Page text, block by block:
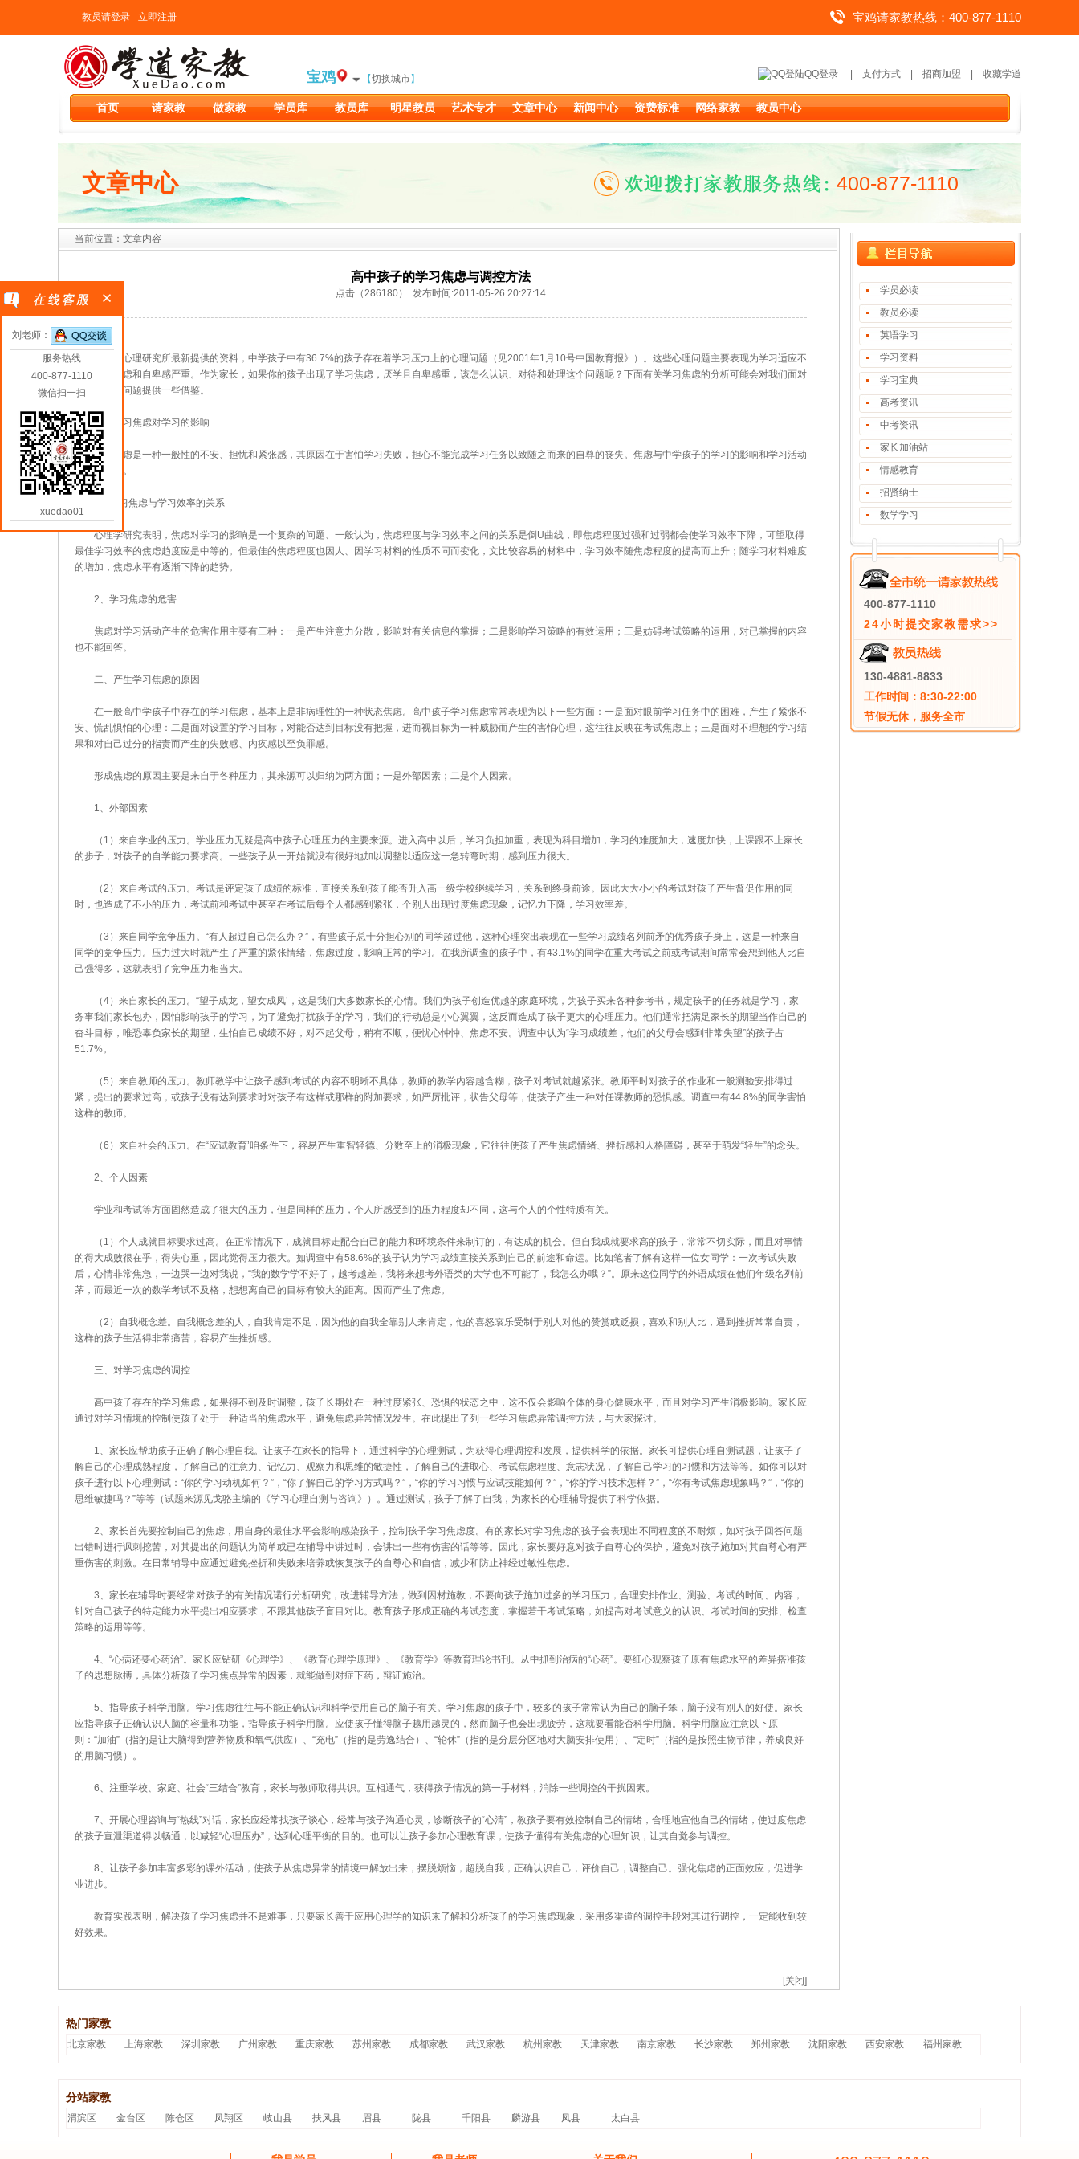
教员请登录 立即注册 宝鸡请家教热线：400-877-1110
QQ登录 支付方式 招商加盟 收藏学道
宝鸡 【切换城市】
首页 请家教 做家教 学员库 教员库 明星教员 艺术专才 文章中心 新闻中心 资费标准 网络家教 教员中心
文章中心 400-877-1110
当前位置：文章内容
高中孩子的学习焦虑与调控方法
点击（286180） 发布时间:2011-05-26 20:27:14
据中科院心理研究所最新提供的资料，中学孩子中有36.7%的孩子存在着学习压力上的心理问题（见2001年1月10号中国教育报》）。这些心理问题主要表现为学习适应不
良、学习焦虑和自卑感严重。作为家长，如果你的孩子出现了学习焦虑，厌学且自卑感重，该怎么认识、对待和处理这个问题呢？下面有关学习焦虑的分析可能会对我们面对
和处理这个问题提供一些借鉴。
一、学习焦虑对学习的影响
学习焦虑是一种一般性的不安、担忧和紧张感，其原因在于害怕学习失败，担心不能完成学习任务以致随之而来的自尊的丧失。焦虑与中学孩子的学习的影响和学习活动
的性质有关。
1、学习焦虑与学习效率的关系
心理学研究表明，焦虑对学习的影响是一个复杂的问题、一般认为，焦虑程度与学习效率之间的关系是倒U曲线，即焦虑程度过强和过弱都会使学习效率下降，可望取得
最佳学习效率的焦虑趋度应是中等的。但最佳的焦虑程度也因人、因学习材料的性质不同而变化，文比较容易的材料中，学习效率随焦虑程度的提高而上升；随学习材料难度
的增加，焦虑水平有逐渐下降的趋势。
2、学习焦虑的危害
焦虑对学习活动产生的危害作用主要有三种：一是产生注意力分散，影响对有关信息的掌握；二是影响学习策略的有效运用；三是妨碍考试策略的运用，对已掌握的内容
也不能回答。
二、产生学习焦虑的原因
在一般高中学孩子中存在的学习焦虑，基本上是非病理性的一种状态焦虑。高中孩子学习焦虑常常表现为以下一些方面：一是面对眼前学习任务中的困难，产生了紧张不
安、慌乱惧怕的心理：二是面对设置的学习目标，对能否达到目标没有把握，进而视目标为一种威胁而产生的害怕心理，这往往反映在考试焦虑上；三是面对不理想的学习结
果和对自己过分的指责而产生的失败感、内疚感以至负罪感。
形成焦虑的原因主要是来自于各种压力，其来源可以归纳为两方面；一是外部因素；二是个人因素。
1、外部因素
（1）来自学业的压力。学业压力无疑是高中孩子心理压力的主要来源。进入高中以后，学习负担加重，表现为科目增加，学习的难度加大，速度加快，上课跟不上家长
的步子，对孩子的自学能力要求高。一些孩子从一开始就没有很好地加以调整以适应这一急转弯时期，感到压力很大。
（2）来自考试的压力。考试是评定孩子成绩的标准，直接关系到孩子能否升入高一级学校继续学习，关系到终身前途。因此大大小小的考试对孩子产生督促作用的同
时，也造成了不小的压力，考试前和考试中甚至在考试后每个人都感到紧张，个别人出现过度焦虑现象，记忆力下降，学习效率差。
（3）来自同学竞争压力。“有人超过自己怎么办？”，有些孩子总十分担心别的同学超过他，这种心理突出表现在一些学习成绩名列前矛的优秀孩子身上，这是一种来自
同学的竞争压力。压力过大时就产生了严重的紧张情绪，焦虑过度，影响正常的学习。在我所调查的孩子中，有43.1%的同学在重大考试之前或考试期间常常会想到他人比自
己强得多，这就表明了竞争压力相当大。
（4）来自家长的压力。“望子成龙，望女成凤’，这是我们大多数家长的心情。我们为孩子创造优越的家庭环境，为孩子买来各种参考书，规定孩子的任务就是学习，家
务事我们家长包办，因怕影响孩子的学习，为了避免打扰孩子的学习，我们的行动总是小心翼翼，这反而造成了孩子更大的心理压力。他们通常把满足家长的期望当作自己的
奋斗目标，唯恐辜负家长的期望，生怕自己成绩不好，对不起父母，稍有不顺，便忧心忡忡、焦虑不安。调查中认为“学习成绩差，他们的父母会感到非常失望”的孩子占
51.7%。
（5）来自教师的压力。教师教学中让孩子感到考试的内容不明晰不具体，教师的教学内容越含糊，孩子对考试就越紧张。教师平时对孩子的作业和一般测验安排得过
紧，提出的要求过高，或孩子没有达到要求时对孩子有这样或那样的附加要求，如严厉批评，状告父母等，使孩子产生一种对任课教师的恐惧感。调查中有44.8%的同学害怕
这样的教师。
（6）来自社会的压力。在“应试教育’咱条件下，容易产生重智轻德、分数至上的消极现象，它往往使孩子产生焦虑情绪、挫折感和人格障碍，甚至于萌发“轻生”的念头。
2、个人因素
学业和考试等方面固然造成了很大的压力，但是同样的压力，个人所感受到的压力程度却不同，这与个人的个性特质有关。
（1）个人成就目标要求过高。在正常情况下，成就目标走配合自己的能力和环境条件来制订的，有达成的机会。但自我成就要求高的孩子，常常不切实际，而且对事情
的得大成败很在乎，得失心重，因此觉得压力很大。如调查中有58.6%的孩子认为学习成绩直接关系到自己的前途和命运。比如笔者了解有这样一位女同学：一次考试失败
后，心情非常焦急，一边哭一边对我说，“我的数学学不好了，越考越差，我将来想考外语类的大学也不可能了，我怎么办哦？”。原来这位同学的外语成绩在他们年级名列前
茅，而最近一次的数学考试不及格，想想离自己的目标有较大的距离。因而产生了焦虑。
（2）自我概念差。自我概念差的人，自我肯定不足，因为他的自我全靠别人来肯定，他的喜怒哀乐受制于别人对他的赞赏或贬损，喜欢和别人比，遇到挫折常常自责，
这样的孩子生活得非常痛苦，容易产生挫折感。
三、对学习焦虑的调控
高中孩子存在的学习焦虑，如果得不到及时调整，孩子长期处在一种过度紧张、恐惧的状态之中，这不仅会影响个体的身心健康水平，而且对学习产生消极影响。家长应
通过对学习情境的控制使孩子处于一种适当的焦虑水平，避免焦虑异常情况发生。在此提出了列一些学习焦虑异常调控方法，与大家探讨。
1、家长应帮助孩子正确了解心理自我。让孩子在家长的指导下，通过科学的心理测试，为获得心理调控和发展，提供科学的依据。家长可提供心理自测试题，让孩子了
解自己的心理成熟程度，了解自己的注意力、记忆力、观察力和思维的敏捷性，了解自己的进取心、考试焦虑程度、意志状况，了解自己学习的习惯和方法等等。如你可以对
孩子进行以下心理测试：“你的学习动机如何？”，“你了解自己的学习方式吗？”，“你的学习习惯与应试技能如何？”，“你的学习技术怎样？”，“你有考试焦虑现象吗？”，“你的
思维敏捷吗？”等等（试题来源见戈骆主编的《学习心理自测与咨询》）。通过测试，孩子了解了自我，为家长的心理辅导提供了科学依据。
2、家长首先要控制自己的焦虑，用自身的最佳水平会影响感染孩子，控制孩子学习焦虑度。有的家长对学习焦虑的孩子会表现出不同程度的不耐烦，如对孩子回答问题
出错时进行讽刺挖苦，对其提出的问题认为简单或已在辅导中讲过时，会讲出一些有伤害的话等等。因此，家长要好意对孩子自尊心的保护，避免对孩子施加对其自尊心有严
重伤害的刺激。在日常辅导中应通过避免挫折和失败来培养或恢复孩子的自尊心和自信，减少和防止神经过敏性焦虑。
3、家长在辅导时要经常对孩子的有关情况诺行分析研究，改进辅导方法，做到因材施教，不要向孩子施加过多的学习压力，合理安排作业、测验、考试的时间、内容，
针对自己孩子的特定能力水平提出相应要求，不跟其他孩子盲目对比。教育孩子形成正确的考试态度，掌握若干考试策略，如提高对考试意义的认识、考试时间的安排、检查
策略的运用等等。
4、“心病还要心药治”。家长应钻研《心理学》、《教育心理学原理》、《教育学》等教育理论书刊。从中抓到治病的“心药”。要细心观察孩子原有焦虑水平的差异搭准孩
子的思想脉搏，具体分析孩子学习焦点异常的因素，就能做到对症下药，辩证施治。
5、指导孩子科学用脑。学习焦虑往往与不能正确认识和科学使用自己的脑子有关。学习焦虑的孩子中，较多的孩子常常认为自己的脑子笨，脑子没有别人的好使。家长
应指导孩子正确认识人脑的容量和功能，指导孩子科学用脑。应使孩子懂得脑子越用越灵的，然而脑子也会出现疲劳，这就要看能否科学用脑。科学用脑应注意以下原
则：“加油”（指的是让大脑得到营养物质和氧气供应）、“充电”（指的是劳逸结合）、“轮休”（指的是分层分区地对大脑安排使用）、“定时”（指的是按照生物节律，养成良好
的用脑习惯）。
6、注重学校、家庭、社会“三结合”教育，家长与教师取得共识。互相通气，获得孩子情况的第一手材料，消除一些调控的干扰因素。
7、开展心理咨询与“热线”对话，家长应经常找孩子谈心，经常与孩子沟通心灵，诊断孩子的“心清”，教孩子要有效控制自己的情绪，合理地宣他自己的情绪，使过度焦虑
的孩子宣泄渠道得以畅通，以减轻“心理压办”，达到心理平衡的目的。也可以让孩子参加心理教育课，使孩子懂得有关焦虑的心理知识，让其自觉参与调控。
8、让孩子参加丰富多彩的课外活动，使孩子从焦虑异常的情境中解放出来，摆脱烦恼，超脱自我，正确认识自己，评价自己，调整自己。强化焦虑的正面效应，促进学
业进步。
教育实践表明，解决孩子学习焦虑并不是难事，只要家长善于应用心理学的知识来了解和分析孩子的学习焦虑现象，采用多渠道的调控手段对其进行调控，一定能收到较
好效果。
[关闭]
学员必读
教员必读
英语学习
学习资料
学习宝典
高考资讯
中考资讯
家长加油站
情感教育
招贤纳士
数学学习
400-877-1110
24小时提交家教需求>>
130-4881-8833
工作时间：8:30-22:00
节假无休，服务全市
热门家教
北京家教 上海家教 深圳家教 广州家教 重庆家教 苏州家教 成都家教 武汉家教 杭州家教 天津家教 南京家教 长沙家教 郑州家教 沈阳家教 西安家教 福州家教
分站家教
渭滨区 金台区 陈仓区 凤翔区 岐山县 扶风县 眉县 陇县 千阳县 麟游县 凤县 太白县
刘老师：
服务热线
400-877-1110
微信扫一扫
xuedao01